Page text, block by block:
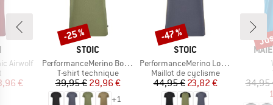
Airwolf
group
réduit
€
MARQUE
STOIC
Article
PerformanceMerino BorgholmSt. T-Shirt
Product group
T-shirt technique
Prix
39,95 €Prix réduit
29,96 €
+1
Remise
-25 %
MARQUE
STOIC
Article
PerformanceMerino LofsdalenSt. MTB S/S
Product group
Maillot de cyclisme
Prix
44,95 €Prix réduit
23,82 €
Remise
-47 %
34,95